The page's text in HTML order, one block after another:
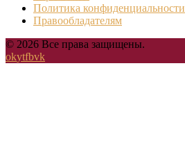
Политика конфиденциальности
Правообладателям
© 2026 Все права защищены.
okytfbvk